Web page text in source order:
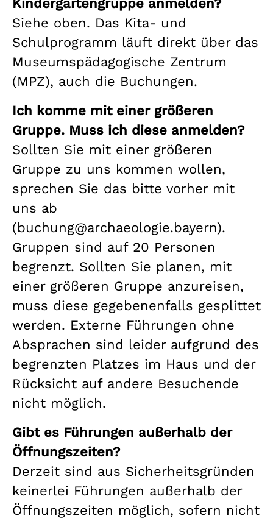
Kindergartengruppe anmelden?
Siehe oben. Das Kita- und
Schulprogramm läuft direkt über das
Museumspädagogische Zentrum
(MPZ), auch die Buchungen.
Ich komme mit einer größeren
Gruppe. Muss ich diese anmelden?
Sollten Sie mit einer größeren
Gruppe zu uns kommen wollen,
sprechen Sie das bitte vorher mit
uns ab
(buchung@archaeologie.bayern).
Gruppen sind auf 20 Personen
begrenzt. Sollten Sie planen, mit
einer größeren Gruppe anzureisen,
muss diese gegebenenfalls gesplittet
werden. Externe Führungen ohne
Absprachen sind leider aufgrund des
begrenzten Platzes im Haus und der
Rücksicht auf andere Besuchende
nicht möglich.
Gibt es Führungen außerhalb der
Öffnungszeiten?
Derzeit sind aus Sicherheitsgründen
keinerlei Führungen außerhalb der
Öffnungszeiten möglich, sofern nicht